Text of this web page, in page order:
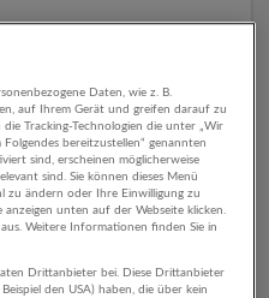
Daten, wie z. B.
auf Ihrem Gerät und greifen darauf zu
Tracking-Technologien die unter „Wir
bereitzustellen“ genannten
sind, erscheinen möglicherweise
sind. Sie können dieses Menü
zu ändern oder Ihre Einwilligung zu
unten auf der Webseite klicken.
Weitere Informationen finden Sie in
Drittanbieter bei. Diese Drittanbieter
den USA) haben, die über kein